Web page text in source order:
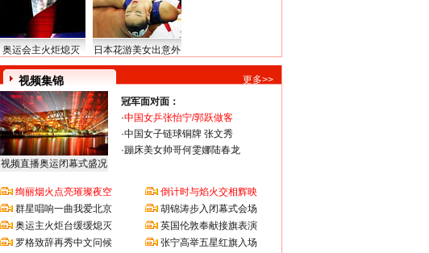
奥运会主火炬熄灭 日本花游美女出意外
视频集锦 更多>>
视频直播奥运闭幕式盛况
冠军面对面：
·中国女乒张怡宁/郭跃做客
·中国女子链球铜牌 张文秀
·蹦床美女帅哥何雯娜陆春龙
绚丽烟火点亮璀璨夜空
群星唱响一曲我爱北京
奥运主火炬台缓缓熄灭
罗格致辞再秀中文问候
倒计时与焰火交相辉映
胡锦涛步入闭幕式会场
英国伦敦奉献接旗表演
张宁高举五星红旗入场